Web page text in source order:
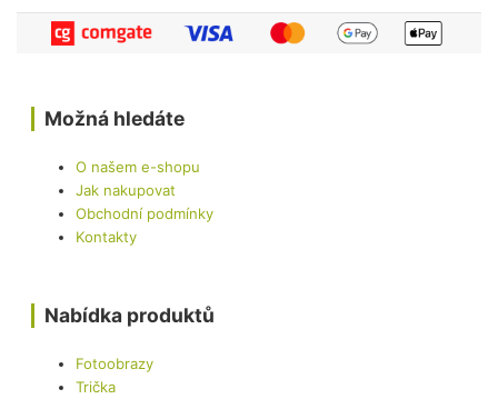
Možná hledáte
O našem e-shopu
Jak nakupovat
Obchodní podmínky
Kontakty
Nabídka produktů
Fotoobrazy
Trička